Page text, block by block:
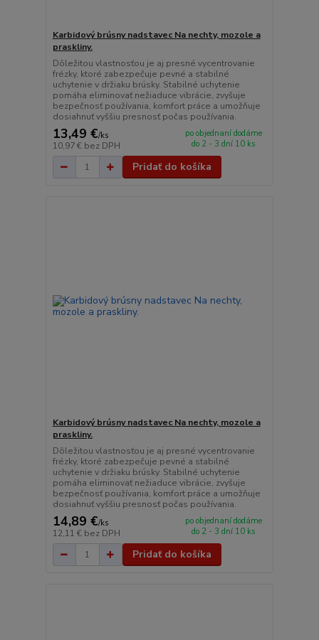
Karbidový brúsny nadstavec Na nechty, mozole a
praskliny.
Dôležitou vlastnosťou je aj presné vycentrovanie
frézky, ktoré zabezpečuje pevné a stabilné
uchytenie v držiaku brúsky. Stabilné uchytenie
pomáha eliminovať nežiaduce vibrácie, zvyšuje
bezpečnosť používania, komfort práce a umožňuje
dosiahnuť vyššiu presnosť počas používania.
13,49 €/ks
10,97 € bez DPH
po objednaní dodáme
do 2 - 3 dní 10 ks
Pridať do košíka
Karbidový brúsny nadstavec Na nechty, mozole a
praskliny.
Dôležitou vlastnosťou je aj presné vycentrovanie
frézky, ktoré zabezpečuje pevné a stabilné
uchytenie v držiaku brúsky. Stabilné uchytenie
pomáha eliminovať nežiaduce vibrácie, zvyšuje
bezpečnosť používania, komfort práce a umožňuje
dosiahnuť vyššiu presnosť počas používania.
14,89 €/ks
12,11 € bez DPH
po objednaní dodáme
do 2 - 3 dní 10 ks
Pridať do košíka